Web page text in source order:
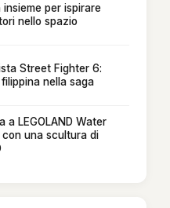
insieme per ispirare
nello spazio
Street Fighter 6:
nella saga
a LEGOLAND Water
con una scultura di